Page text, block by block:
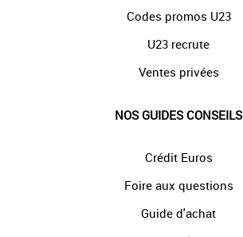
Codes promos U23
U23 recrute
Ventes privées
NOS GUIDES CONSEILS
Crédit Euros
Foire aux questions
Guide d'achat